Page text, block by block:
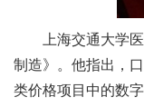
上海交通大学
制造》。他指出，
类价格项目中的数